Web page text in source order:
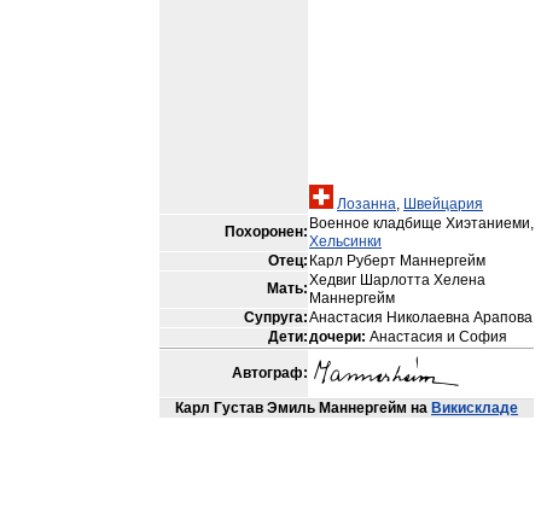
Лозанна, Швейцария
Похоронен: Военное кладбище Хиэтаниеми,
Хельсинки
Отец: Карл Руберт Маннергейм
Мать:Хедвиг Шарлотта Хелена
Маннергейм
Супруга:Анастасия Николаевна Арапова
Дети:дочери: Анастасия и София
Автограф:
Карл Густав Эмиль Маннергейм на Викискладе